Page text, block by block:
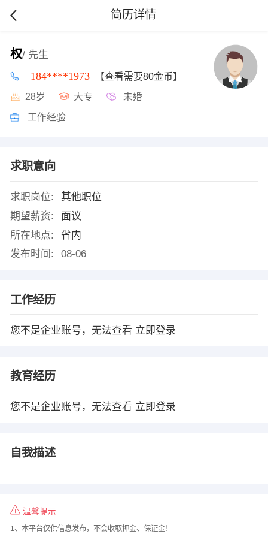
简历详情
权/ 先生
184****1973 【查看需要80金币】
28岁 大专 未婚
工作经验
求职意向
求职岗位:
其他职位
期望薪资:
面议
所在地点:
省内
发布时间:
08-06
工作经历
您不是企业账号，无法查看 立即登录
教育经历
您不是企业账号，无法查看 立即登录
自我描述
温馨提示
1、本平台仅供信息发布，不会收取押金、保证金！